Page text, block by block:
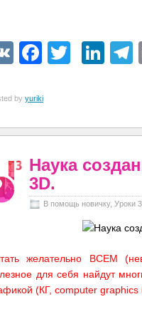
VK Facebook
Twitter
by yuriki
Наука
3D.
В помощь новичку, Уроки
желательно ВСЕМ
для себя найдут
(КГ, computer graphics